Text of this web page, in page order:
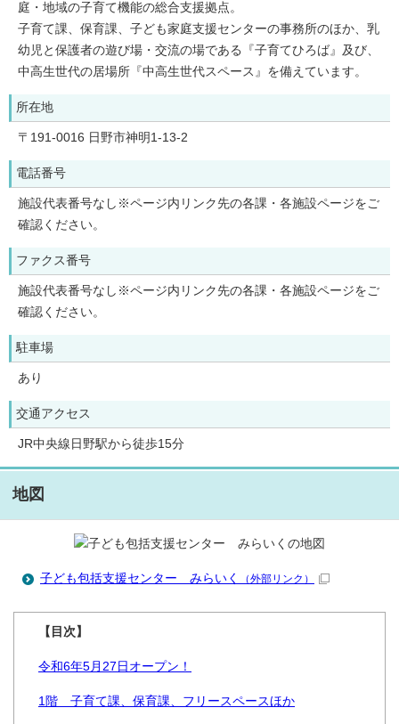
庭・地域の子育て機能の総合支援拠点。
子育て課、保育課、子ども家庭支援センターの事務所のほか、乳
幼児と保護者の遊び場・交流の場である『子育てひろば』及び、
中高生世代の居場所『中高生世代スペース』を備えています。
所在地
〒191-0016 日野市神明1-13-2
電話番号
施設代表番号なし※ページ内リンク先の各課・各施設ページをご
確認ください。
ファクス番号
施設代表番号なし※ページ内リンク先の各課・各施設ページをご
確認ください。
駐車場
あり
交通アクセス
JR中央線日野駅から徒歩15分
地図
子ども包括支援センター みらいく （外部リンク）
【目次】
令和6年5月27日オープン！
1階 子育て課、保育課、フリースペースほか